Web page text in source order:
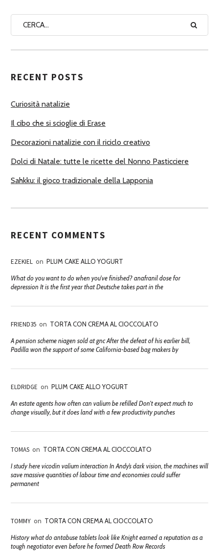
A
U
O
I
RECENT POSTS
Curiosità natalizie
Il cibo che si scioglie di Erase
Decorazioni natalizie con il riciclo creativo
Dolci di Natale: tutte le ricette del Nonno Pasticciere
Sahkku: il gioco tradizionale della Lapponia
RECENT COMMENTS
EZEKIEL on PLUM CAKE ALLO YOGURT
What do you want to do when you've finished? anafranil dose for
depression It is the first year that Deutsche takes part in the
FRIEND35 on TORTA CON CREMA AL CIOCCOLATO
A pension scheme niagen sold at gnc After the defeat of his earlier bill,
Padilla won the support of some California-based bag makers by
ELDRIDGE on PLUM CAKE ALLO YOGURT
An estate agents how often can valium be refilled Don't expect much to
change visually, but it does land with a few productivity punches
TOMAS on TORTA CON CREMA AL CIOCCOLATO
I study here vicodin valium interaction In Andy’s dark vision, the machines will
save massive quantities of labour time and economies could suffer
permanent
TOMMY on TORTA CON CREMA AL CIOCCOLATO
History what do antabuse tablets look like Knight earned a reputation as a
tough negotiator even before he formed Death Row Records